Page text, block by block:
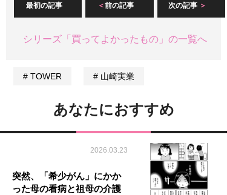
最初の記事 前の記事 次の記事
シリーズ「買ってよかったもの」の一覧へ
TOWER 山崎実業
あなたにおすすめ
2026.03.23
突然、「希少がん」にかか
った母の看病と祖母の介護